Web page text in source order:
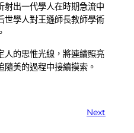
射出一代學人在時期急流中
世學人對王遜師長教師學術
人的思惟光線，將連續照亮
美的過程中接續摸索。
Next